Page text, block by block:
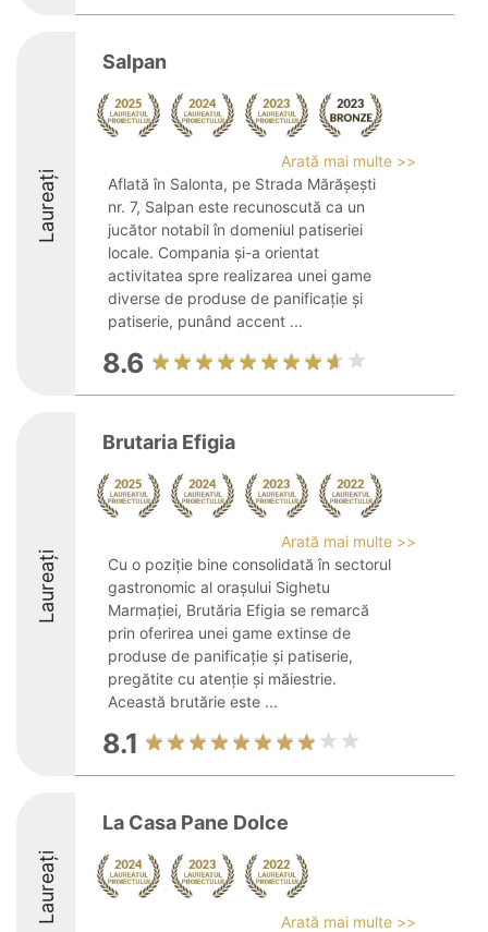
Laureați
Salpan
Arată mai multe >>
Aflată în Salonta, pe Strada Mărășești
nr. 7, Salpan este recunoscută ca un
jucător notabil în domeniul patiseriei
locale. Compania și-a orientat
activitatea spre realizarea unei game
diverse de produse de panificație și
patiserie, punând accent ...
8.6
Laureați
Brutaria Efigia
Arată mai multe >>
Cu o poziție bine consolidată în sectorul
gastronomic al orașului Sighetu
Marmației, Brutăria Efigia se remarcă
prin oferirea unei game extinse de
produse de panificație și patiserie,
pregătite cu atenție și măiestrie.
Această brutărie este ...
8.1
Laureați
La Casa Pane Dolce
Arată mai multe >>